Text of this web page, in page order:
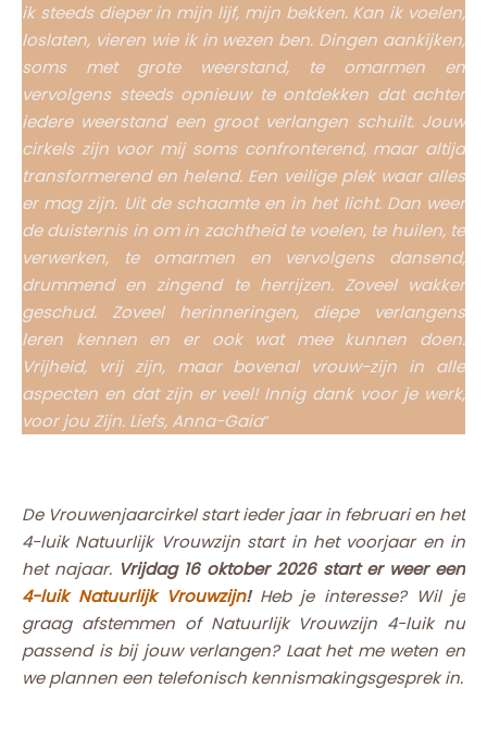
ik steeds dieper in mijn lijf, mijn bekken. Kan ik voelen,
loslaten, vieren wie ik in wezen ben. Dingen aankijken,
soms met grote weerstand, te omarmen en
vervolgens steeds opnieuw te ontdekken dat achter
iedere weerstand een groot verlangen schuilt. Jouw
cirkels zijn voor mij soms confronterend, maar altijd
transformerend en helend. Een veilige plek waar alles
er mag zijn. Uit de schaamte en in het licht. Dan weer
de duisternis in om in zachtheid te voelen, te huilen, te
verwerken, te omarmen en vervolgens dansend,
drummend en zingend te herrijzen. Zoveel wakker
geschud. Zoveel herinneringen, diepe verlangens
leren kennen en er ook wat mee kunnen doen.
Vrijheid, vrij zijn, maar bovenal vrouw-zijn in alle
aspecten en dat zijn er veel! Innig dank voor je werk,
voor jou Zijn. Liefs, Anna-Gaia“
De Vrouwenjaarcirkel start ieder jaar in februari en het
4-luik Natuurlijk Vrouwzijn start in het voorjaar en in
het najaar. Vrijdag 16 oktober 2026 start er weer een
4-luik Natuurlijk Vrouwzijn! Heb je interesse? Wil je
graag afstemmen of Natuurlijk Vrouwzijn 4-luik nu
passend is bij jouw verlangen? Laat het me weten en
we plannen een telefonisch kennismakingsgesprek in.